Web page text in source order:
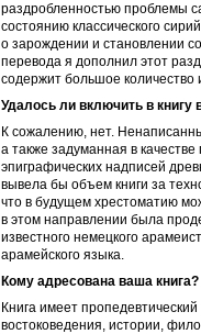
раздробленностью проблемы
состоянию классического
о зарождении и становлении
перевода я дополнил этот
содержит большое
Удалось ли включить в книгу
К сожалению, нет.
а также задуманная в
эпиграфических надписей
вывела бы объем книги за
что в будущем хрестоматию
в этом направлении была
известного немецкого
арамейского языка.
Кому адресована ваша книга?
Книга имеет
востоковедения, истории,